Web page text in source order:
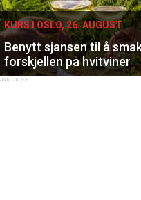
KURS I OSLO, 26. AUGUST
Benytt sjansen til å
forskjellen på hvitviner